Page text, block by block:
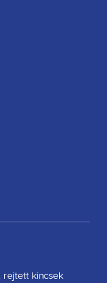
rejtett kincsek